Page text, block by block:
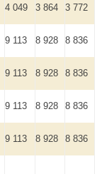
4 049 3 864 3 772
9 113 8 928 8 836
9 113 8 928 8 836
9 113 8 928 8 836
9 113 8 928 8 836